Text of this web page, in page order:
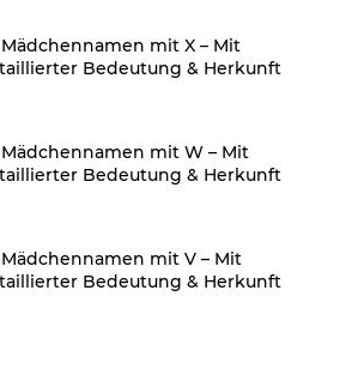
mit X – Mit
Bedeutung & Herkunft
mit W – Mit
Bedeutung & Herkunft
mit V – Mit
Bedeutung & Herkunft